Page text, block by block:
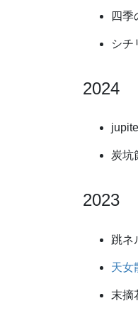
四季
シチ
2024
炭坑
2023
跳ネ
天女
末摘